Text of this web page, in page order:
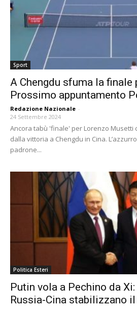
Sport
A Chengdu sfuma la finale
Prossimo appuntamento
Redazione Nazionale -
24 Settembre 2024
Ancora tabù 'finale' per Lorenzo Musetti
dalla vittoria a Chengdu in Cina.
padrone...
Politica Esteri
Putin vola a Pechino da Xi:
Russia-Cina stabilizzano il